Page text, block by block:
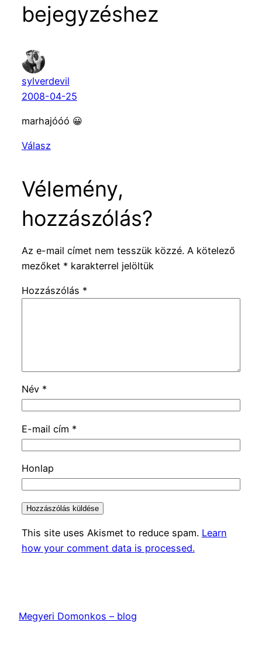
bejegyzéshez
sylverdevil
2008-04-25
marhajóóó 😀
Válasz
Vélemény,
hozzászólás?
Az e-mail címet nem tesszük közzé. A kötelező
mezőket * karakterrel jelöltük
Hozzászólás *
Név *
E-mail cím *
Honlap
This site uses Akismet to reduce spam. Learn
how your comment data is processed.
Megyeri Domonkos – blog